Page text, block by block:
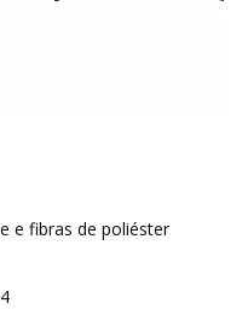
e fibras de poliéster